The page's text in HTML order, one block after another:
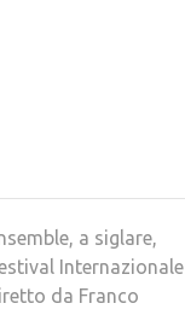
a siglare,
Internazionale
da Franco